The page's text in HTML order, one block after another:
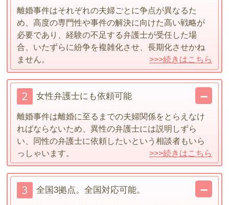
離婚事件はそれぞれの夫婦ごとに争点が異なるた
め、高度の専門性や事件の解決に向けた高い戦略が
必要であり、経験の不足する弁護士が受任した場
合、いたずらに紛争を複雑化させ、長期化させかね
ません。
>>>続きはこちら
女性弁護士にも依頼可能
離婚事件は離婚に至るまでの夫婦関係をとらえなけ
ればならないため、異性の弁護士には説明しずら
い、同性の弁護士に依頼したいという相談者もいら
っしゃいます。
>>>続きはこちら
全国3拠点。全国対応可能。